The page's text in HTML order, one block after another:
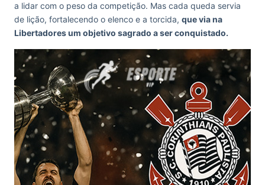
a lidar com o peso da competição. Mas cada queda servia
de lição, fortalecendo o elenco e a torcida, que via na
Libertadores um objetivo sagrado a ser conquistado.